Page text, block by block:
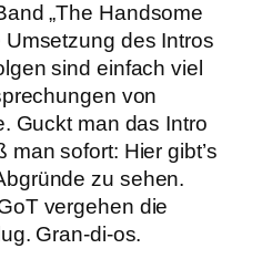
„The Handsome
Umsetzung des Intros
sind einfach viel
von
Guckt man das Intro
sofort: Hier gibt’s
zu sehen.
vergehen die
Gran-di-os.